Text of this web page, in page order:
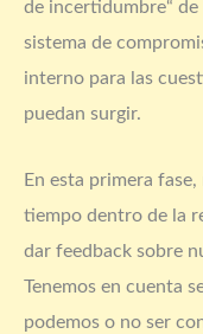
de incertidumbre“
sistema de
interno para las
puedan surgir.
En esta primera
tiempo dentro de la
dar feedback sobre
Tenemos en cuenta
podemos o no ser